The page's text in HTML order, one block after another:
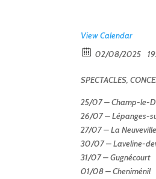
View Calendar
02/08/2025
SPECTACLES,
25/07 – Champ-le-
26/07 – Lépanges-
27/07 – La
30/07 – Laveline-
31/07 – Gugnécourt
01/08 – Cheniménil